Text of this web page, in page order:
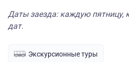
Даты заезда: каждую пятницу,
дат.
Экскурсионные туры